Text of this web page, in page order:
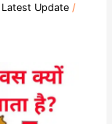
Latest Update/